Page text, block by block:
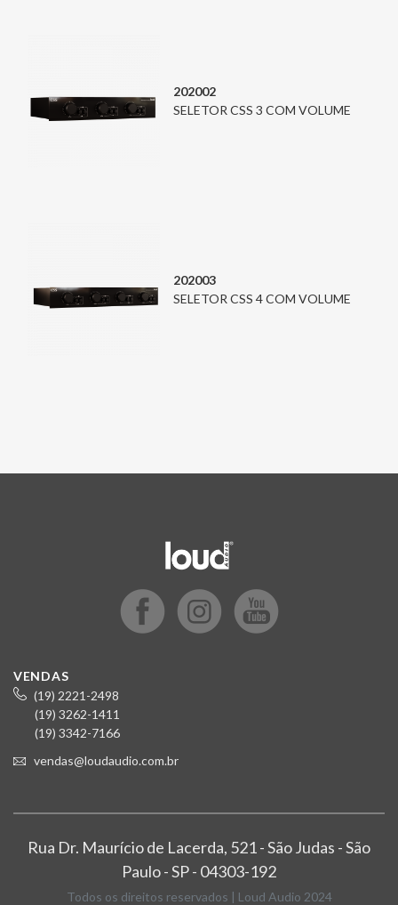
202002
SELETOR CSS 3 COM VOLUME
202003
SELETOR CSS 4 COM VOLUME
VENDAS
(19) 2221-2498
(19) 3262-1411
(19) 3342-7166
vendas@loudaudio.com.br
Rua Dr. Maurício de Lacerda, 521 - São Judas - São
Paulo - SP - 04303-192
Todos os direitos reservados | Loud Audio 2024